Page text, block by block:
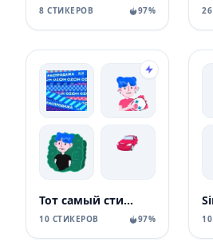
8 СТИКЕРОВ 97%
Тот самый стикерпак Ozon
10 СТИКЕРОВ 97%